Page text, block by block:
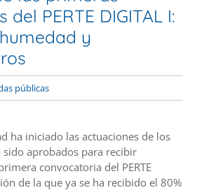
del PERTE DIGITAL I:
y
públicas
ha iniciado las actuaciones de los
sido aprobados para recibir
convocatoria del PERTE
de la que ya se ha recibido el 80%